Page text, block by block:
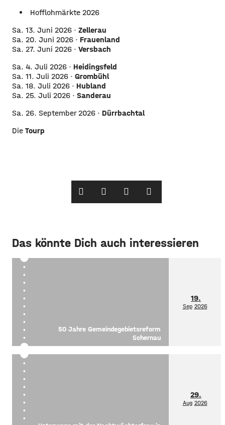
Hofflohmärkte 2026
Sa. 13. Juni 2026 · Zellerau
Sa. 20. Juni 2026 · Frauenland
Sa. 27. Juni 2026 · Versbach
Sa. 4. Juli 2026 · Heidingsfeld
Sa. 11. Juli 2026 · Grombühl
Sa. 18. Juli 2026 · Hubland
Sa. 25. Juli 2026 · Sanderau
Sa. 26. September 2026 · Dürrbachtal
Die Tourp
Das könnte Dich auch interessieren
50 Jahre Gemeindegebietsreform
Schernau
19.
Sep 2026
29.
Aug 2026